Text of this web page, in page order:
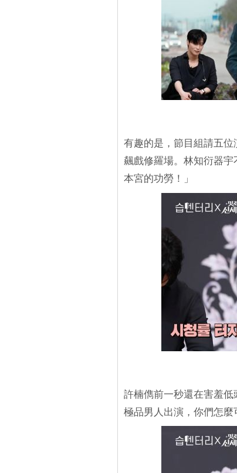
有趣的是，節目組請五
飆戲修羅場。林知衍器
本宮的功勞！」
許楠儁前一秒還在害羞
極品男人出演，你們怎麼